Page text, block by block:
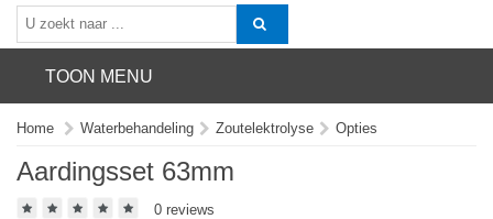
TOON MENU
Home Waterbehandeling Zoutelektrolyse Opties
Aardingsset 63mm
0 reviews